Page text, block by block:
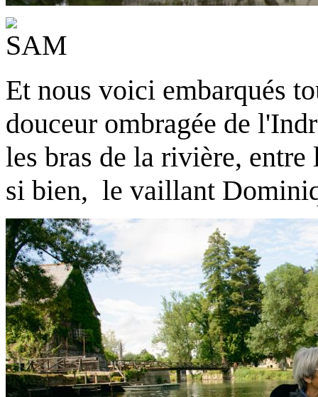
Et nous voici embarqués
douceur ombragée de
les bras de la rivière, entre
si bien, le vaillant